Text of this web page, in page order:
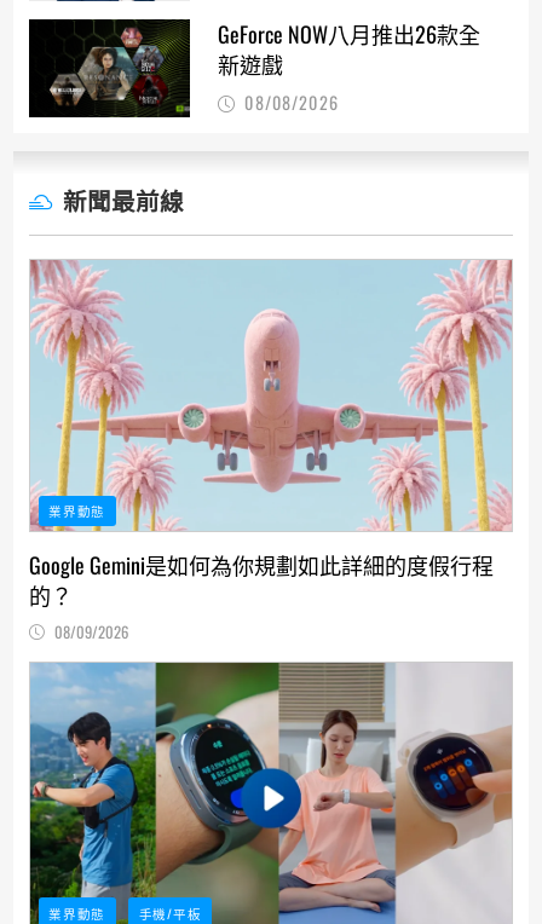
GeForce NOW八月推出26款全
新遊戲
08/08/2026
新聞最前線
業界動態
Google Gemini是如何為你規劃如此詳細的度假行程
的？
08/09/2026
業界動態 手機/平板